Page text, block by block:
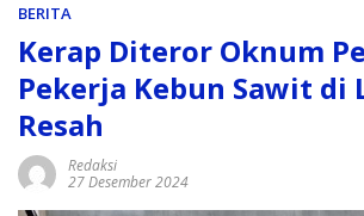
BERITA
Kerap Diteror Oknum
Pekerja Kebun Sawit di
Resah
Redaksi
27 Desember 2024